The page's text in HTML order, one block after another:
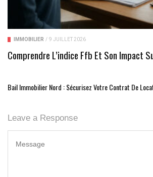
IMMOBILIER / 9 JUILLET 2026
Comprendre L’indice Ffb Et Son Impact
Bail Immobilier Nord : Sécurisez Votre Contrat De
Leave a Response